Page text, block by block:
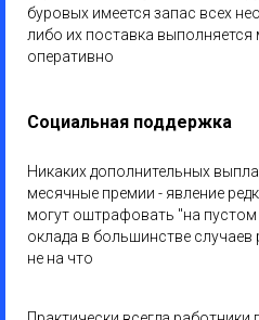
буровых имеется запас всех
либо их поставка
оперативно
Социальная поддержка
Никаких дополнительных
месячные премии - явление
могут оштрафовать "на
оклада в большинстве случаев
не на что